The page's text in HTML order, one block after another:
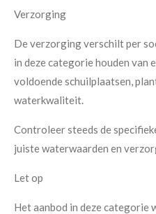
Verzorging
De verzorging verschilt per
in deze categorie houden van
voldoende schuilplaatsen,
waterkwaliteit.
Controleer steeds de
juiste waterwaarden en
Let op
Het aanbod in deze